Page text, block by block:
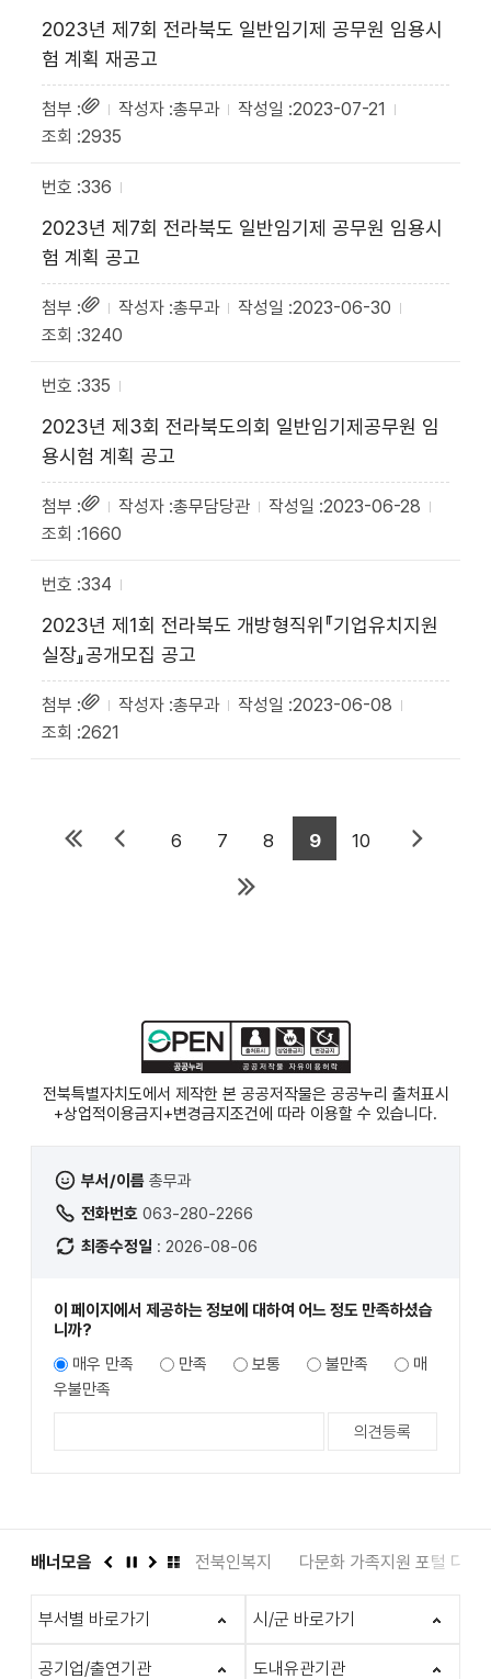
2023년 제7회 전라북도 일반임기제 공무원 임용시
험 계획 재공고
총무과
2023-07-21
2935
336
2023년 제7회 전라북도 일반임기제 공무원 임용시
험 계획 공고
총무과
2023-06-30
3240
335
2023년 제3회 전라북도의회 일반임기제공무원 임
용시험 계획 공고
총무담당관
2023-06-28
1660
334
2023년 제1회 전라북도 개방형직위『기업유치지원
실장』공개모집 공고
총무과
2023-06-08
2621
6 7 8 9 10
전북특별자치도에서 제작한 본 공공저작물은 공공누리 출처표시
+상업적이용금지+변경금지 조건에 따라 이용할 수 있습니다.
부서/이름 총무과
전화번호 063-280-2266
최종수정일 : 2026-08-06
이 페이지에서 제공하는 정보에 대하여 어느 정도 만족하셨습
니까?
매우 만족
만족 보통 불만족
매
우불만족
배너모음
서관 인권상담 1331 전북인복지 다문화 가족지원 포털 다누
부서별 바로가기 시/군 바로가기
공기업/출연기관 도내유관기관